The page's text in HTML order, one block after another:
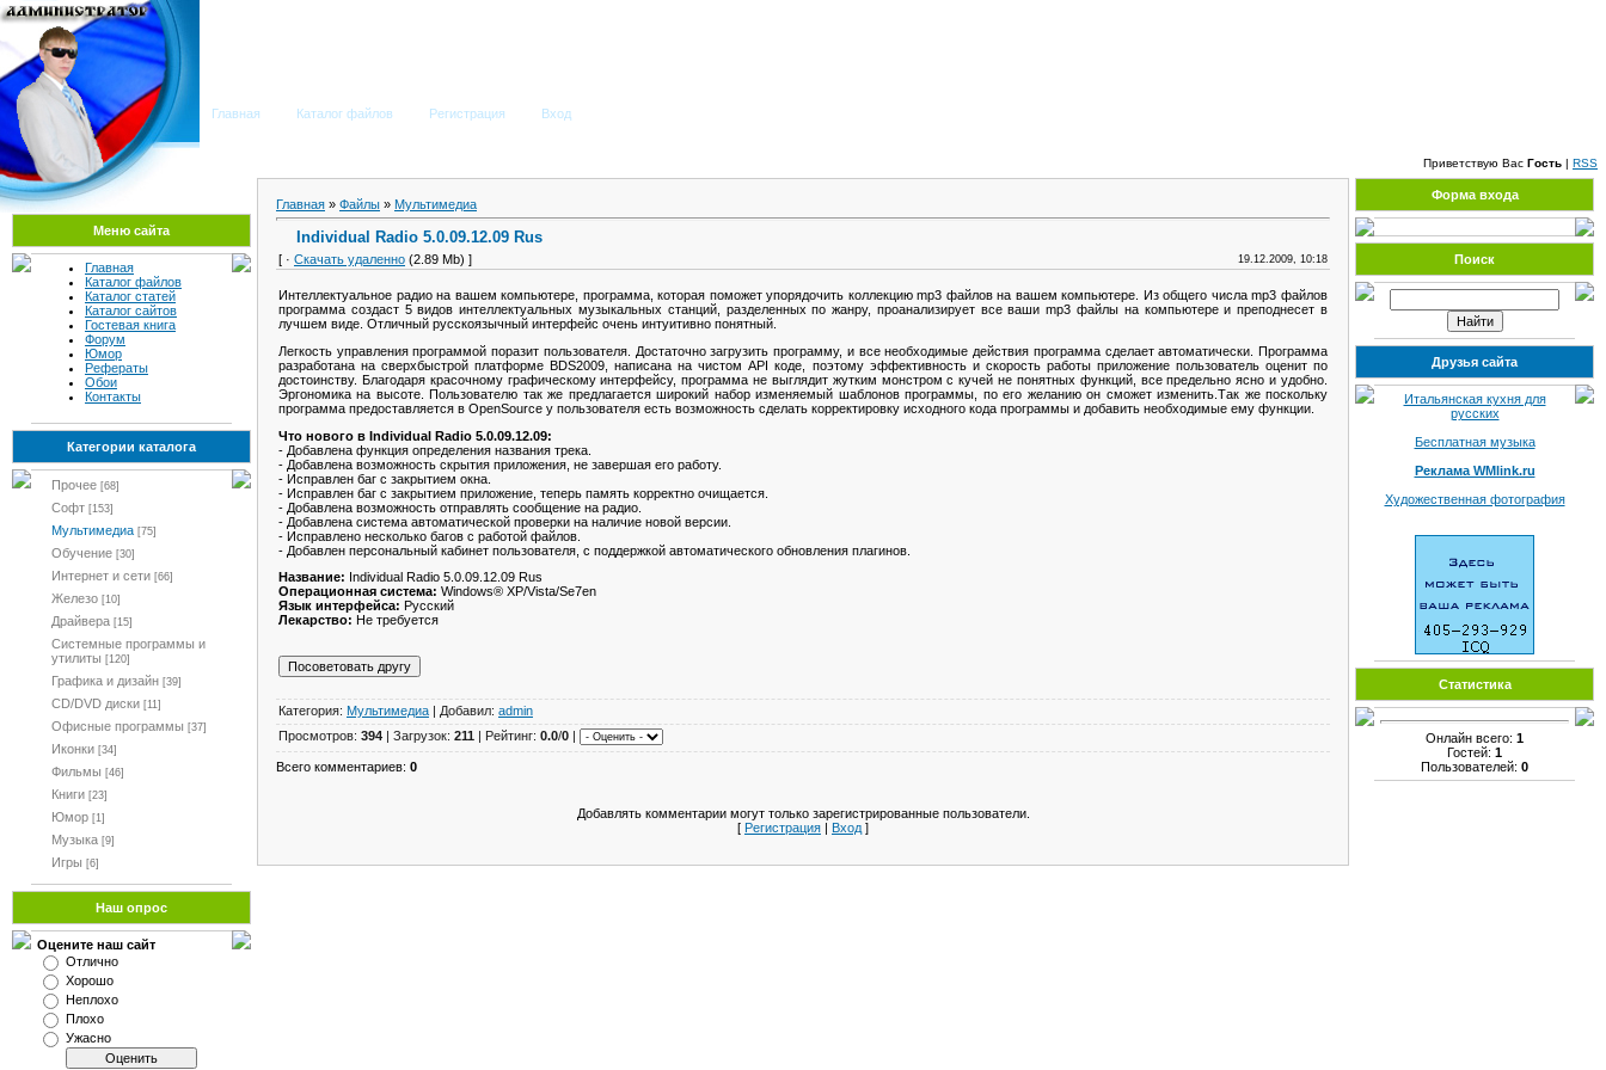
Главная Каталог файлов Регистрация Вход
Приветствую Вас Гость | RSS
Меню сайта
Главная
Каталог файлов
Каталог статей
Каталог сайтов
Гостевая книга
Форум
Юмор
Рефераты
Обои
Контакты
Категории каталога
Прочее [68]
Софт [153]
Мультимедиа [75]
Обучение [30]
Интернет и сети [66]
Железо [10]
Драйвера [15]
Системные программы и
утилиты [120]
Графика и дизайн [39]
CD/DVD диски [11]
Офисные программы [37]
Иконки [34]
Фильмы [46]
Книги [23]
Юмор [1]
Музыка [9]
Игры [6]
Наш опрос
Оцените наш сайт
Отлично
Хорошо
Неплохо
Плохо
Ужасно
Главная » Файлы » Мультимедиа
Individual Radio 5.0.09.12.09 Rus
[ · Скачать удаленно (2.89 Mb) ] 19.12.2009, 10:18
Интеллектуальное радио на вашем компьютере, программа, которая поможет упорядочить коллекцию mp3 файлов на вашем компьютере. Из общего числа mp3 файлов
программа создаст 5 видов интеллектуальных музыкальных станций, разделенных по жанру, проанализирует все ваши mp3 файлы на компьютере и преподнесет в
лучшем виде. Отличный русскоязычный интерфейс очень интуитивно понятный.
Легкость управления программой поразит пользователя. Достаточно загрузить программу, и все необходимые действия программа сделает автоматически. Программа
разработана на сверхбыстрой платформе BDS2009, написана на чистом API коде, поэтому эффективность и скорость работы приложение пользователь оценит по
достоинству. Благодаря красочному графическому интерфейсу, программа не выглядит жутким монстром с кучей не понятных функций, все предельно ясно и удобно.
Эргономика на высоте. Пользователю так же предлагается широкий набор изменяемый шаблонов программы, по его желанию он сможет изменить.Так же поскольку
программа предоставляется в OpenSource у пользователя есть возможность сделать корректировку исходного кода программы и добавить необходимые ему функции.
Что нового в Individual Radio 5.0.09.12.09:
- Добавлена функция определения названия трека.
- Добавлена возможность скрытия приложения, не завершая его работу.
- Исправлен баг с закрытием окна.
- Исправлен баг с закрытием приложение, теперь память корректно очищается.
- Добавлена возможность отправлять сообщение на радио.
- Добавлена система автоматической проверки на наличие новой версии.
- Исправлено несколько багов с работой файлов.
- Добавлен персональный кабинет пользователя, с поддержкой автоматического обновления плагинов.
Название: Individual Radio 5.0.09.12.09 Rus
Операционная система: Windows® XP/Vista/Se7en
Язык интерфейса: Русский
Лекарство: Не требуется
Категория: Мультимедиа | Добавил: admin
Просмотров: 394 | Загрузок: 211 | Рейтинг: 0.0/0 |
Всего комментариев: 0
Добавлять комментарии могут только зарегистрированные пользователи.
[ Регистрация | Вход ]
Форма входа
Поиск
Друзья сайта
Итальянская кухня для
русских
Бесплатная музыка
Реклама WMlink.ru
Художественная фотография
Статистика
Онлайн всего: 1
Гостей: 1
Пользователей: 0